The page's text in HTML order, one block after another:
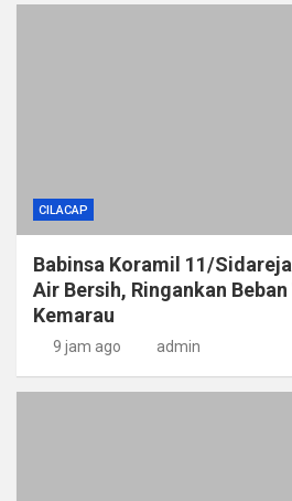
CILACAP
Babinsa Koramil 11/
Air Bersih, Ringankan
Kemarau
9 jam ago admin